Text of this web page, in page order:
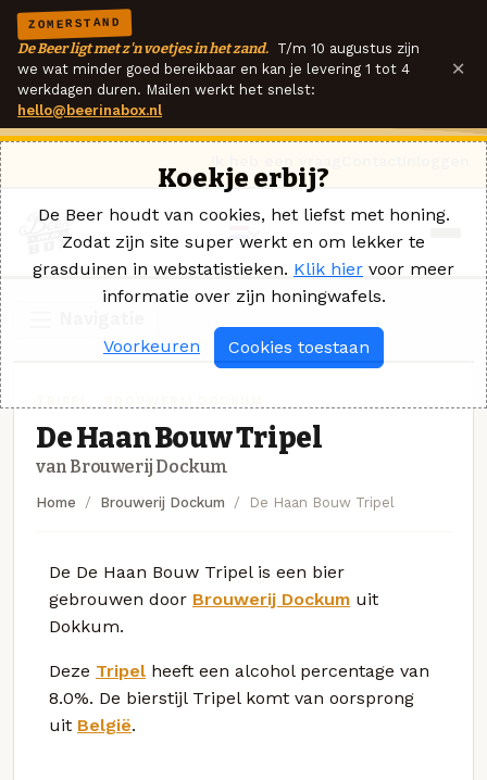
ZOMERSTAND
De Beer ligt met z'n voetjes in het zand. T/m 10 augustus zijn
we wat minder goed bereikbaar en kan je levering 1 tot 4
werkdagen duren. Mailen werkt het snelst:
hello@beerinabox.nl
×
De Haan Bouw Tripel
van Brouwerij Dockum
Home Brouwerij Dockum De Haan Bouw Tripel
De De Haan Bouw Tripel is een bier
gebrouwen door Brouwerij Dockum uit
Dokkum.
Deze Tripel heeft een alcohol percentage van
8.0%. De bierstijl Tripel komt van oorsprong
uit België.
Koekje erbij?
De Beer houdt van cookies, het liefst met honing.
Zodat zijn site super werkt en om lekker te
grasduinen in webstatistieken. Klik hier voor meer
informatie over zijn honingwafels.
Voorkeuren Cookies toestaan